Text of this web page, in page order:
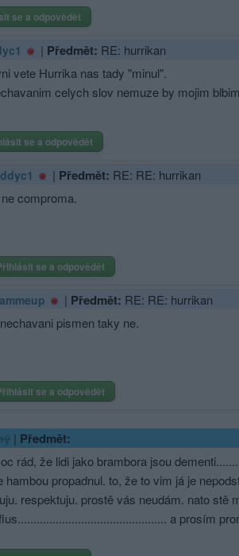
se a odpovědět
| Předmět: RE: hurrikan
vete Hurrika nas tady "minul".
celych slov nemuze by mojim
se a odpovědět
| Předmět: RE: RE: hurrikan
comproma.
se a odpovědět
| Předmět: RE: RE: hurrikan
pismen taky ne.
se a odpovědět
| Předmět:
rád, že lidi jako brambora jsou
hambou propadnul. to, že to vim já je
respektuju. prostě vás neudám. nato stě
a prosím